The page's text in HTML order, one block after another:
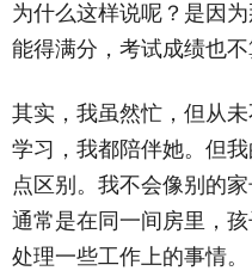
为什么这样说呢？是因
能得满分，考试成绩也不
其实，我虽然忙，但从
学习，我都陪伴她。但
点区别。我不会像别的
通常是在同一间房里，
处理一些工作上的事情。